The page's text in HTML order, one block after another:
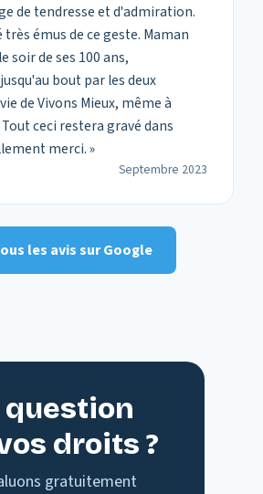
de tendresse et d'admiration.
très émus de ce geste. Maman
soir de ses 100 ans,
bout par les deux
de Vivons Mieux, même à
ceci restera gravé dans
merci.»
Septembre 2023
les avis sur Google
question
droits ?
gratuitement